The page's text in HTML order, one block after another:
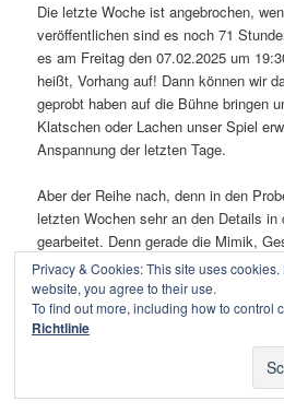
Die letzte Woche ist angebrochen,
veröffentlichen sind es noch 71
es am Freitag den 07.02.2025 um
heißt, Vorhang auf! Dann können wir
geprobt haben auf die Bühne bringen
Klatschen oder Lachen unser Spiel
Anspannung der letzten Tage.
Aber der Reihe nach, denn in den
letzten Wochen sehr an den Details in
gearbeitet. Denn gerade die Mimik,
gibt dann die feine Würze für einen
Unsere Spielleiterin Gerlinde Schlösser
Hände voll zu tun die Truppe auf Spur
Feinheiten auch aus jedem Einzelnen
Privacy & Cookies: This site uses
website, you agree to their use.
To find out more, including how to control
Richtlinie